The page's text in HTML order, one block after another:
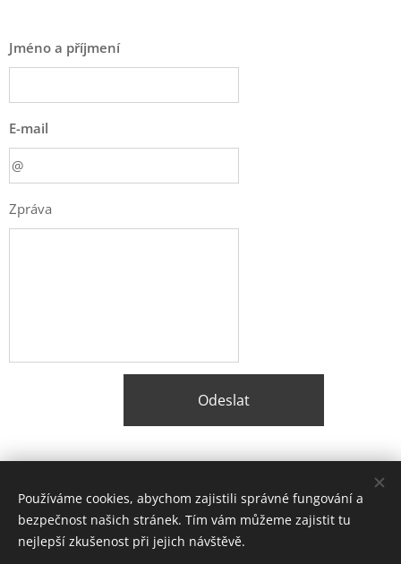
Jméno a příjmení
E-mail
Zpráva
Odeslat
Používáme cookies, abychom zajistili správné fungování a
bezpečnost našich stránek. Tím vám můžeme zajistit tu
nejlepší zkušenost při jejich návštěvě.